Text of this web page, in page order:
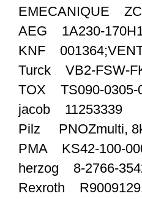
EMECANIQUE
AEG 1A230-
KNF
Turck VB2-FSW-
TOX TS090-0305-
jacob 11253339
Pilz PNOZmulti,
PMA KS42-100-
herzog 8-2766-
Rexroth